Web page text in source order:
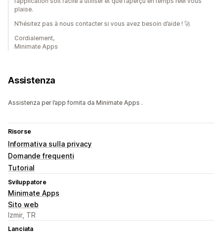
plaise.
N’hésitez pas à nous contacter si vous avez besoin d’aide ! 🚀
Cordialement,
Minimate Apps
Assistenza
Assistenza per l’app fornita da Minimate Apps .
Risorse
Informativa sulla privacy
Domande frequenti
Tutorial
Sviluppatore
Minimate Apps
Sito web
Izmir, TR
Lanciata